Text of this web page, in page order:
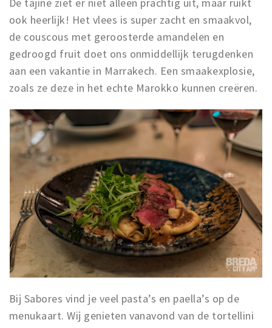
ook heerlijk! Het vlees is super zacht en smaakvol,
de couscous met geroosterde amandelen en
gedroogd fruit doet ons onmiddellijk terugdenken
aan een vakantie in Marrakech. Een smaakexplosie,
zoals ze deze in het echte Marokko kunnen creëren.
Bij Sabores vind je veel pasta’s en paella’s op de
menukaart. Wij genieten vanavond van de tortellini